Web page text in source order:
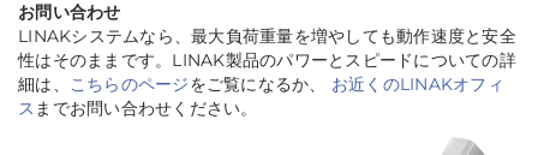
お問い合わせ
LINAKシステムなら、最大負荷重量を増やしても動作速度と安全
性はそのままです。LINAK製品のパワーとスピードについての詳
細は、 こちらのページをご覧になるか、 お近くのLINAKオフィ
ス までお問い合わせください。